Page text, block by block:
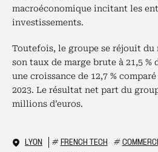
macroéconomique incitant les
investissements.
Toutefois, le groupe se réjouit du
son taux de marge brute à 21,5 %
une croissance de 12,7 % comparé
2023. Le résultat net part du
millions d’euros.
LYON # FRENCH TECH #